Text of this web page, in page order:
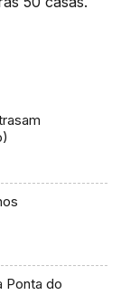
Ponta do